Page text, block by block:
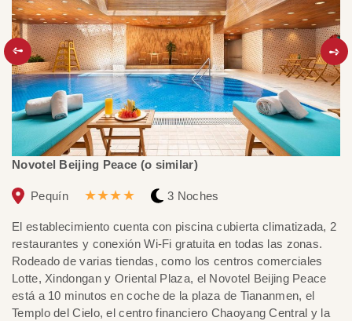
Novotel Beijing Peace (o similar)
Pequín ★★★★ 3 Noches
El establecimiento cuenta con piscina cubierta climatizada, 2
restaurantes y conexión Wi-Fi gratuita en todas las zonas.
Rodeado de varias tiendas, como los centros comerciales
Lotte, Xindongan y Oriental Plaza, el Novotel Beijing Peace
está a 10 minutos en coche de la plaza de Tiananmen, el
Templo del Cielo, el centro financiero Chaoyang Central y la